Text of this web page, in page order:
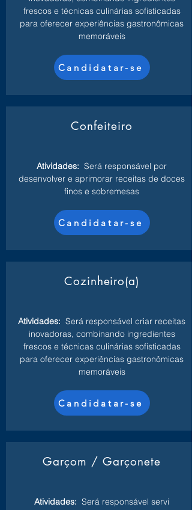
frescos e técnicas culinárias sofisticadas
para oferecer experiências gastronômicas
memoráveis
Candidatar-se
Confeiteiro
Atividades: Será responsável por
desenvolver e aprimorar receitas de doces
finos e sobremesas
Candidatar-se
Cozinheiro(a)
Atividades: Será responsável criar receitas
inovadoras, combinando ingredientes
frescos e técnicas culinárias sofisticadas
para oferecer experiências gastronômicas
memoráveis
Candidatar-se
Garçom / Garçonete
Atividades: Será responsável servi